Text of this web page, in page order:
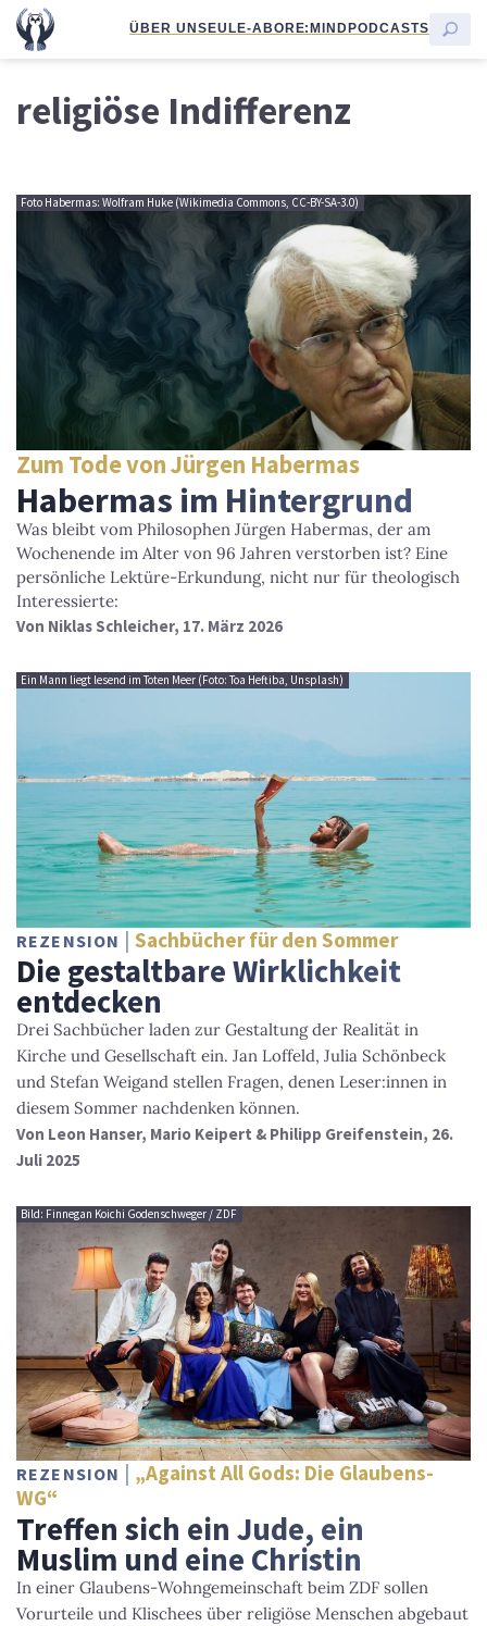
ÜBER UNSEULE-ABORE:MINDPODCASTS
religiöse Indifferenz
Foto Habermas: Wolfram Huke (Wikimedia Commons, CC-BY-SA-3.0)
Zum Tode von Jürgen Habermas
Habermas im Hintergrund
Was bleibt vom Philosophen Jürgen Habermas, der am
Wochenende im Alter von 96 Jahren verstorben ist? Eine
persönliche Lektüre-Erkundung, nicht nur für theologisch
Interessierte:
Von Niklas Schleicher, 17. März 2026
Ein Mann liegt lesend im Toten Meer (Foto: Toa Heftiba, Unsplash)
REZENSION Sachbücher für den Sommer
Die gestaltbare Wirklichkeit
entdecken
Drei Sachbücher laden zur Gestaltung der Realität in
Kirche und Gesellschaft ein. Jan Loffeld, Julia Schönbeck
und Stefan Weigand stellen Fragen, denen Leser:innen in
diesem Sommer nachdenken können.
Von Leon Hanser, Mario Keipert & Philipp Greifenstein, 26.
Juli 2025
Bild: Finnegan Koichi Godenschweger / ZDF
REZENSION
„Against All Gods: Die Glaubens-
WG“
Treffen sich ein Jude, ein
Muslim und eine Christin
In einer Glaubens-Wohngemeinschaft beim ZDF sollen
Vorurteile und Klischees über religiöse Menschen abgebaut